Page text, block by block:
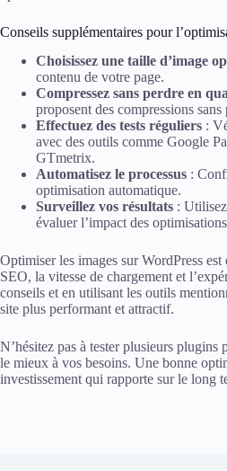
Conseils supplémentaires pour
Choisissez une taille d’image
contenu de votre page.
Compressez sans perdre en
proposent des compressions sans
Effectuez des tests réguliers :
avec des outils comme Google
GTmetrix.
Automatisez le processus :
optimisation automatique.
Surveillez vos résultats :
évaluer l’impact des
Optimiser les images sur WordPress
SEO, la vitesse de chargement et
conseils et en utilisant les outils
site plus performant et attractif.
N’hésitez pas à tester plusieurs
le mieux à vos besoins. Une bonne
investissement qui rapporte sur le long